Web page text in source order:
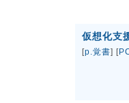
仮想化支
[p.覚書] [